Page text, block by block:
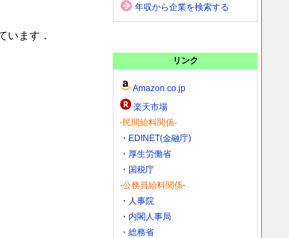
います．
年収から企業を検索する
リンク
Amazon.co.jp
楽天市場
-民間給料関係-
・ EDINET(金融庁)
・ 厚生労働省
・ 国税庁
-公務員給料関係-
・ 人事院
・ 内閣人事局
・総務省